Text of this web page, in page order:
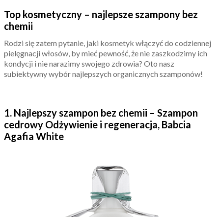
Top kosmetyczny – najlepsze szampony bez
chemii
Rodzi się zatem pytanie, jaki kosmetyk włączyć do codziennej
pielęgnacji włosów, by mieć pewność, że nie zaszkodzimy ich
kondycji i nie narazimy swojego zdrowia? Oto nasz
subiektywny wybór najlepszych organicznych szamponów!
1. Najlepszy szampon bez chemii – Szampon
cedrowy Odżywienie i regeneracja, Babcia
Agafia White